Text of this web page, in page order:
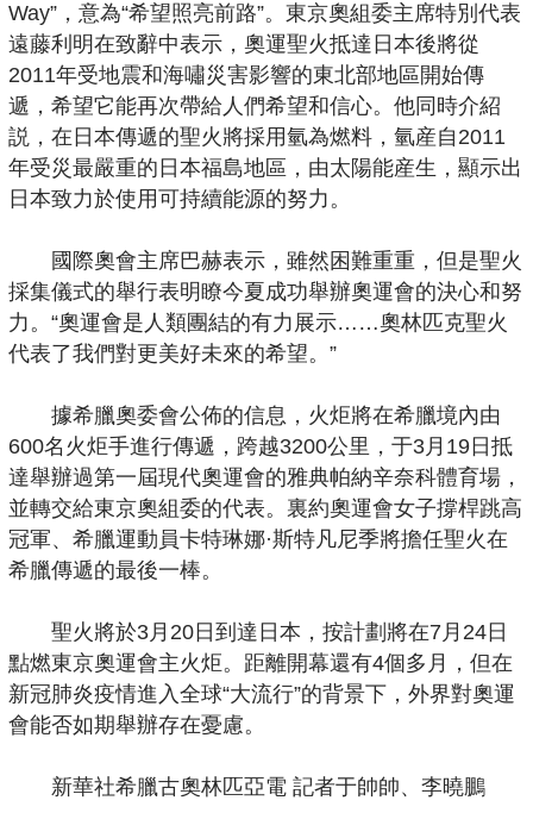
Way”，意為“希望照亮前路”。東京奧組委主席特別代表
遠藤利明在致辭中表示，奧運聖火抵達日本後將從
2011年受地震和海嘯災害影響的東北部地區開始傳
遞，希望它能再次帶給人們希望和信心。他同時介紹
説，在日本傳遞的聖火將採用氫為燃料，氫産自2011
年受災最嚴重的日本福島地區，由太陽能産生，顯示出
日本致力於使用可持續能源的努力。
國際奧會主席巴赫表示，雖然困難重重，但是聖火
採集儀式的舉行表明瞭今夏成功舉辦奧運會的決心和努
力。“奧運會是人類團結的有力展示……奧林匹克聖火
代表了我們對更美好未來的希望。”
據希臘奧委會公佈的信息，火炬將在希臘境內由
600名火炬手進行傳遞，跨越3200公里，于3月19日抵
達舉辦過第一屆現代奧運會的雅典帕納辛奈科體育場，
並轉交給東京奧組委的代表。裏約奧運會女子撐桿跳高
冠軍、希臘運動員卡特琳娜·斯特凡尼季將擔任聖火在
希臘傳遞的最後一棒。
聖火將於3月20日到達日本，按計劃將在7月24日
點燃東京奧運會主火炬。距離開幕還有4個多月，但在
新冠肺炎疫情進入全球“大流行”的背景下，外界對奧運
會能否如期舉辦存在憂慮。
新華社希臘古奧林匹亞電 記者于帥帥、李曉鵬